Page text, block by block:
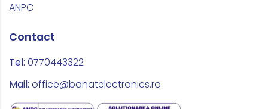
ANPC
Contact
Tel: 0770443322
Mail: office@banatelectronics.ro